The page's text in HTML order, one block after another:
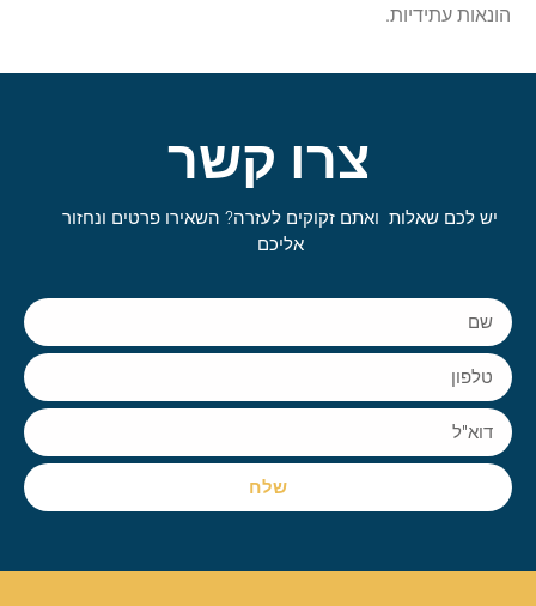
הונאות עתידיות.
צרו קשר
יש לכם שאלות ואתם זקוקים לעזרה? השאירו פרטים ונחזור
אליכם
שלח